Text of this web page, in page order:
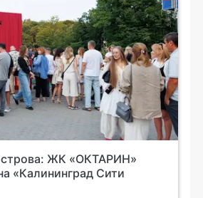
ЖК «ОКТАРИН»
«Калининград Сити